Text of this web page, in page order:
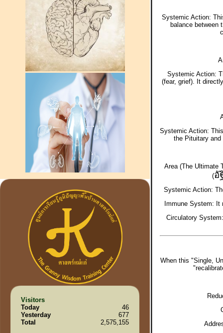
Visitors
Today
46
Yesterday
677
Total
2,575,155
Systemic Action:
balance between
Systemic Action:
(fear, grief). It
Systemic Action:
the Pituitary and
Area (The Ultimate
(อั
Systemic Action:
Immune System: It
Circulatory
When this "Single,